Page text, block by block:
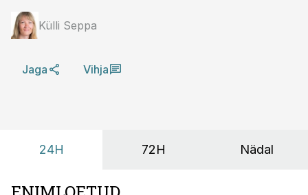
Külli Seppa
Jaga Vihja
24H 72H Nädal